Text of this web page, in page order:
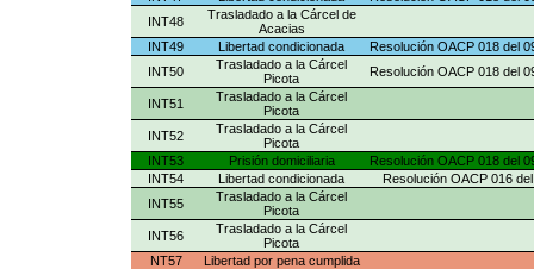
INT48
Trasladado a la Cárcel de
Acacias
INT49
Libertad condicionada
Resolución OACP 018 del
INT50
Trasladado a la Cárcel
Picota
Resolución OACP 018 del
INT51
Trasladado a la Cárcel
Picota
INT52
Trasladado a la Cárcel
Picota
INT53
Prisión domiciliaria
Resolución OACP 018 del
INT54
Libertad condicionada
Resolución OACP 016
INT55
Trasladado a la Cárcel
Picota
INT56
Trasladado a la Cárcel
Picota
NT57
Libertad por pena cumplida